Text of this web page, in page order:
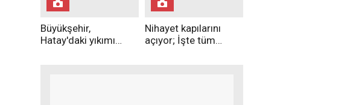
Büyükşehir,
Hatay'daki yıkımı
Nihayet kapılarını
açıyor; İşte tüm